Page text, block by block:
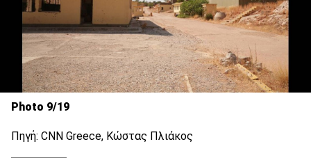
Photo 9/19
Πηγή: CNN Greece, Κώστας Πλιάκος